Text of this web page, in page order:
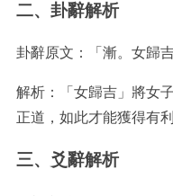
二、卦辭解析
卦辭原文：「漸。女歸
解析：「女歸吉」將女
正道，如此才能獲得有利
三、爻辭解析